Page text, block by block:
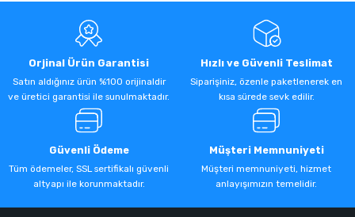
Orjinal Ürün Garantisi
Satın aldığınız ürün %100 orijinaldir
ve üretici garantisi ile sunulmaktadır.
Hızlı ve Güvenli Teslimat
Siparişiniz, özenle paketlenerek en
kısa sürede sevk edilir.
Güvenli Ödeme
Tüm ödemeler, SSL sertifikalı güvenli
altyapı ile korunmaktadır.
Müşteri Memnuniyeti
Müşteri memnuniyeti, hizmet
anlayışımızın temelidir.